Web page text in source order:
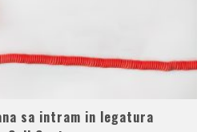
sa intram in legatura